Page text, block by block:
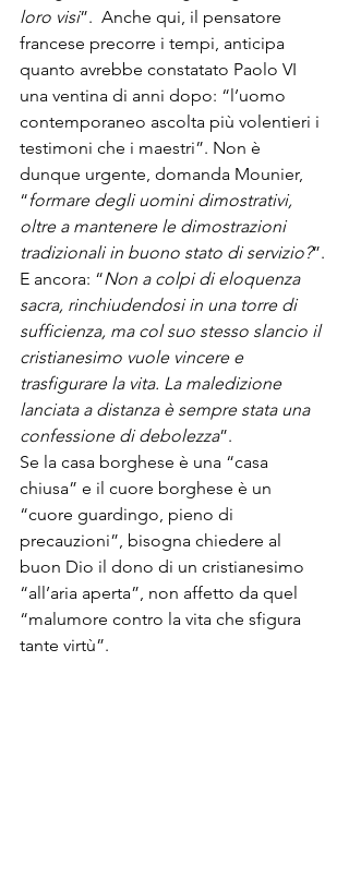
loro visi”.  Anche qui, il pensatore
francese precorre i tempi, anticipa
quanto avrebbe constatato Paolo VI
una ventina di anni dopo: “l’uomo
contemporaneo ascolta più volentieri i
testimoni che i maestri”. Non è
dunque urgente, domanda Mounier,
“formare degli uomini dimostrativi,
oltre a mantenere le dimostrazioni
tradizionali in buono stato di servizio?”.
E ancora: “Non a colpi di eloquenza
sacra, rinchiudendosi in una torre di
sufficienza, ma col suo stesso slancio il
cristianesimo vuole vincere e
trasfigurare la vita. La maledizione
lanciata a distanza è sempre stata una
confessione di debolezza”.
Se la casa borghese è una “casa
chiusa” e il cuore borghese è un
“cuore guardingo, pieno di
precauzioni”, bisogna chiedere al
buon Dio il dono di un cristianesimo
“all’aria aperta”, non affetto da quel
“malumore contro la vita che sfigura
tante virtù”.